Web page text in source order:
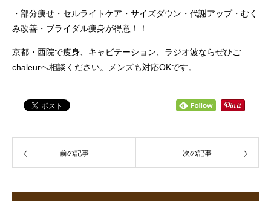
・部分痩せ・セルライトケア・サイズダウン・代謝アップ・むく
み改善・ブライダル痩身が得意！！
京都・西院で痩身、キャビテーション、ラジオ波ならぜひご
chaleurへ相談ください。メンズも対応OKです。
前の記事 次の記事